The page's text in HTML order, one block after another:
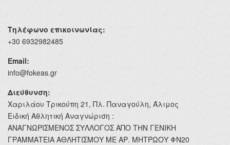
Τηλέφωνο επικοινωνίας:
+30 6932982485
Email:
info@fokeas.gr
Διεύθυνση:
Χαριλάου Τρικούπη 21, Πλ. Παναγούλη, Άλιμος
Ειδική Αθλητική Αναγνώριση :
ΑΝΑΓΝΩΡΙΣΜΕΝΟΣ ΣΥΛΛΟΓΟΣ ΑΠΟ ΤΗΝ ΓΕΝΙΚΗ
ΓΡΑΜΜΑΤΕΙΑ ΑΘΛΗΤΙΣΜΟΥ ΜΕ ΑΡ. ΜΗΤΡΩΟΥ ΦΝ20